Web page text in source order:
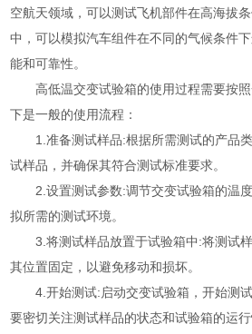
空航天领域，可以测试飞机部件在高海拔
中，可以模拟汽车组件在不同的气候条件
能和可靠性。
高低温交变试验箱的使用过程需要按照
下是一般的使用流程：
1.准备测试样品:根据所需测试的产品类
试样品，并确保其符合测试标准要求。
2.设置测试参数:调节交变试验箱的温度
拟所需的测试环境。
3.将测试样品放置于试验箱中:将测试样
其位置固定，以避免移动和损坏。
4.开始测试:启动交变试验箱，开始测试
要密切关注测试样品的状态和试验箱的运